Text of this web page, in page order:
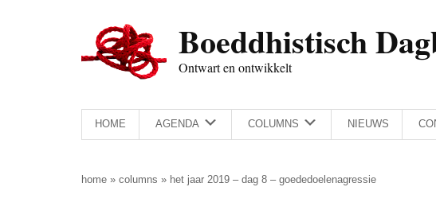
Boeddhistisch
Ontwart en ontwikkelt
HOME AGENDA COLUMNS NIEUWS
home » columns » het jaar 2019 – dag 8 – goededoelenagressie